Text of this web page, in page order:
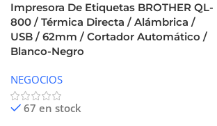
Impresora De Etiquetas BROTHER QL-
800 / Térmica Directa / Alámbrica /
USB / 62mm / Cortador Automático /
Blanco-Negro
NEGOCIOS
67 en stock